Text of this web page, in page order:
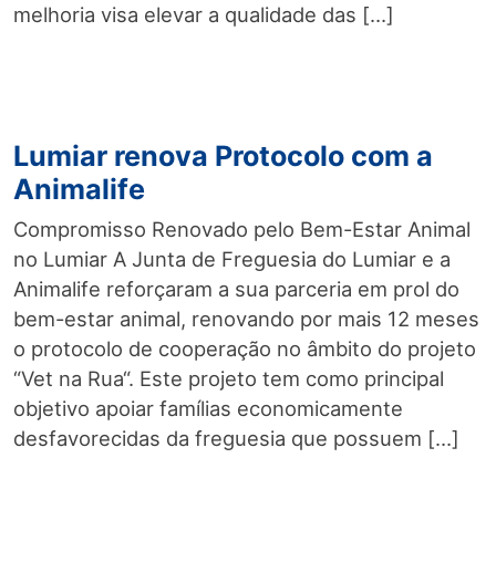
melhoria visa elevar a qualidade das […]
Lumiar renova Protocolo com a
Animalife
Compromisso Renovado pelo Bem-Estar Animal
no Lumiar A Junta de Freguesia do Lumiar e a
Animalife reforçaram a sua parceria em prol do
bem-estar animal, renovando por mais 12 meses
o protocolo de cooperação no âmbito do projeto
“Vet na Rua“. Este projeto tem como principal
objetivo apoiar famílias economicamente
desfavorecidas da freguesia que possuem […]